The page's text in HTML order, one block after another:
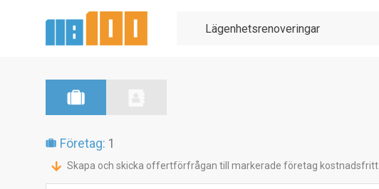
Företag: 1
Skapa och skicka offertförfrågan till markerade företag kostnadsfritt